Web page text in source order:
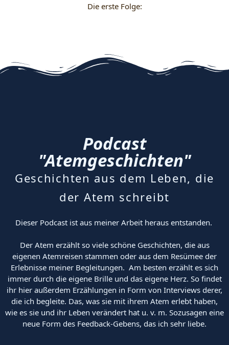
Die erste Folge:
Podcast
"Atemgeschichten"
Geschichten aus dem Leben, die
der Atem schreibt
Dieser Podcast ist aus meiner Arbeit heraus entstanden.
Der Atem erzählt so viele schöne Geschichten, die aus
eigenen Atemreisen stammen oder aus dem Resümee der
Erlebnisse meiner Begleitungen. Am besten erzählt es sich
immer durch die eigene Brille und das eigene Herz. So findet
ihr hier außerdem Erzählungen in Form von Interviews derer,
die ich begleite. Das, was sie mit ihrem Atem erlebt haben,
wie es sie und ihr Leben verändert hat u. v. m. Sozusagen eine
neue Form des Feedback-Gebens, das ich sehr liebe.